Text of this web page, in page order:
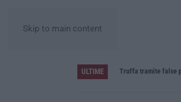
Skip to main content
ULTIME Truffa tramite false